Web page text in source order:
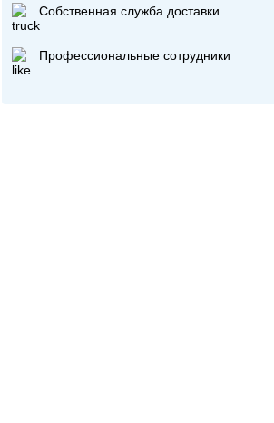
Собственная служба доставки
Профессиональные сотрудники